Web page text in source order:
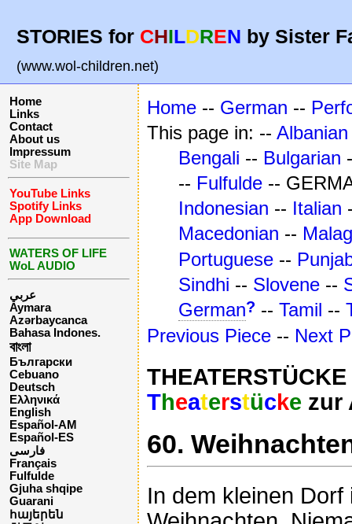
STORIES for CHILDREN by Sister
(www.wol-children.net)
Home
Links
Contact
About us
Impressum
Site Map
YouTube Links
Spotify Links
App Download
WATERS OF LIFE
WoL AUDIO
عربي
Aymara
Azərbaycanca
Bahasa Indones.
বাংলা
Български
Cebuano
Deutsch
Ελληνικά
English
Español-AM
Español-ES
فارسی
Français
Fulfulde
Gjuha shqipe
Guarani
հայերեն
Home -- German --
This page in: -- Albanian
Bengali -- Bulgarian
-- Fulfulde --
Indonesian -- Italian
Macedonian --
Portuguese --
Sindhi -- Slovene --
German? -- Tamil --
Previous Piece -- Next
Theaterstücke zur
60.
In dem kleinen